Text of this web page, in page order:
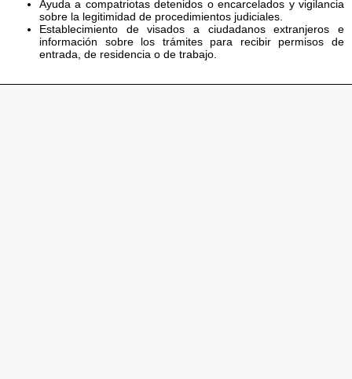
Ayuda a compatriotas detenidos o encarcelados y vigilancia
sobre la legitimidad de procedimientos judiciales.
Establecimiento de visados a ciudadanos extranjeros e
información sobre los trámites para recibir permisos de
entrada, de residencia o de trabajo.